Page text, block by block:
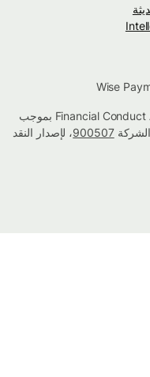
تم اعتماد شركة Wise بواسطة Financial Conduct Authority بموجب
900507، لإصدار النقد